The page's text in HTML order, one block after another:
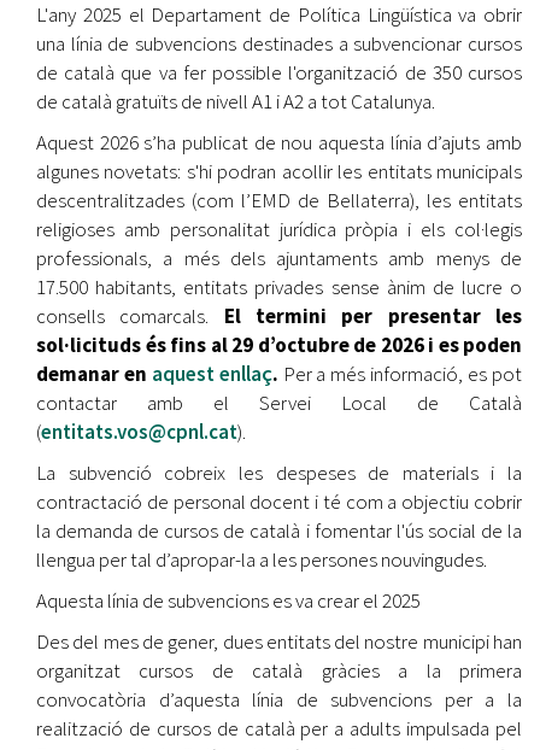
L'any 2025 el Departament de Política Lingüística va obrir
una línia de subvencions destinades a subvencionar cursos
de català que va fer possible l'organització de 350 cursos
de català gratuïts de nivell A1 i A2 a tot Catalunya.
Aquest 2026 s’ha publicat de nou aquesta línia d’ajuts amb
algunes novetats: s'hi podran acollir les entitats municipals
descentralitzades (com l’EMD de Bellaterra), les entitats
religioses amb personalitat jurídica pròpia i els col·legis
professionals, a més dels ajuntaments amb menys de
17.500 habitants, entitats privades sense ànim de lucre o
consells comarcals. El termini per presentar les
sol·licituds és fins al 29 d’octubre de 2026 i es poden
demanar en aquest enllaç. Per a més informació, es pot
contactar amb el Servei Local de Català
(entitats.vos@cpnl.cat).
La subvenció cobreix les despeses de materials i la
contractació de personal docent i té com a objectiu cobrir
la demanda de cursos de català i fomentar l'ús social de la
llengua per tal d’apropar-la a les persones nouvingudes.
Aquesta línia de subvencions es va crear el 2025
Des del mes de gener, dues entitats del nostre municipi han
organitzat cursos de català gràcies a la primera
convocatòria d’aquesta línia de subvencions per a la
realització de cursos de català per a adults impulsada pel